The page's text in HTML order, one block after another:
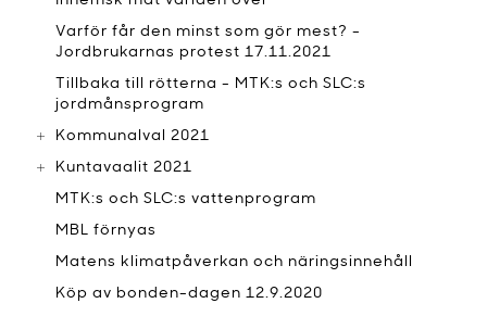
Varför får den minst som gör mest? -
Jordbrukarnas protest 17.11.2021
Tillbaka till rötterna - MTK:s och SLC:s
jordmånsprogram
Kommunalval 2021
Kuntavaalit 2021
MTK:s och SLC:s vattenprogram
MBL förnyas
Matens klimatpåverkan och näringsinnehåll
Köp av bonden-dagen 12.9.2020